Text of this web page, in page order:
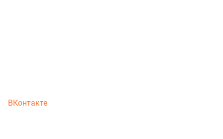
ВКонтакте